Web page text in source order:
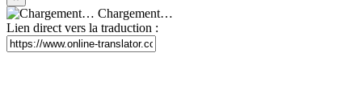
Chargement…
Lien direct vers la traduction :